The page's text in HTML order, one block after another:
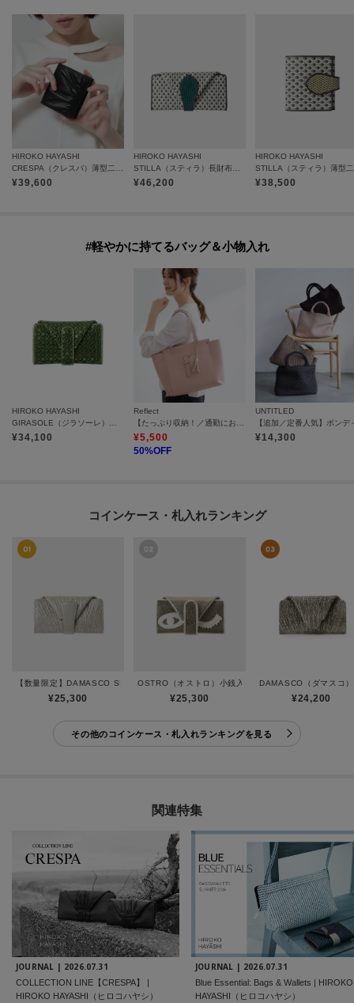
HIROKO HAYASHI
¥39,600
HIROKO HAYASHI
¥46,200
HIROKO HAYASHI
¥38,500
#軽やかに持てるバッグ＆小物入れ
HIROKO HAYASHI
¥34,100
Reflect
¥5,500
50%OFF
UNTITLED
¥14,300
コインケース・札入れランキング
【数量限定】DAMASCO SPECIAL（ダマスコ スペシャル）小銭入れ
¥25,300
OSTRO（オストロ）小銭入れ
¥25,300
DAMASCO（ダマスコ
¥24,200
その他のコインケース・札入れランキングを見る
関連特集
JOURNAL | 2026.07.31
COLLECTION LINE【CRESPA】 |
HIROKO HAYASHI（ヒロコハヤシ）
JOURNAL | 2026.07.31
Blue Essential: Bags & Wallets | HIROKO
HAYASHI（ヒロコハヤシ）